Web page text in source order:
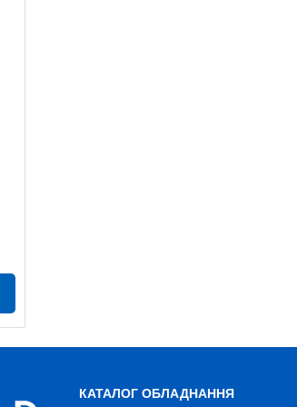
КАТАЛОГ ОБЛАДНАННЯ